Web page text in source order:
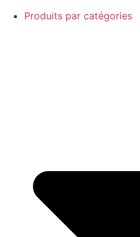
Produits par catégories